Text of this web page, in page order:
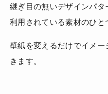
継ぎ目の無いデザインパ
利用されている素材のひと
壁紙を変えるだけでイメ
きます。